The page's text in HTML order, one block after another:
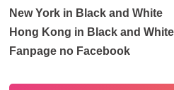
New York in Black and White
Hong Kong in Black and White
Fanpage no Facebook